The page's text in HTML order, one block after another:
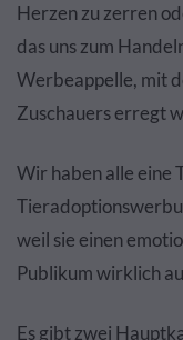
Herzen zu zerren
das uns zum
Werbeappelle, mit
Zuschauers erregt
Wir haben alle eine
weil sie einen
Publikum wirklich
Es gibt zwei